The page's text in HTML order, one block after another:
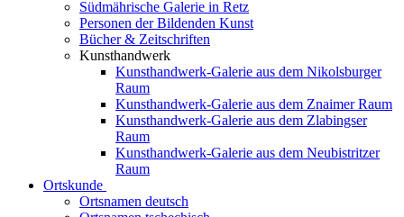
Südmährische Galerie in Retz
Personen der Bildenden Kunst
Bücher & Zeitschriften
Kunsthandwerk
Kunsthandwerk-Galerie aus dem Nikolsburger
Raum
Kunsthandwerk-Galerie aus dem Znaimer Raum
Kunsthandwerk-Galerie aus dem Zlabingser
Raum
Kunsthandwerk-Galerie aus dem Neubistritzer
Raum
Ortskunde
Ortsnamen deutsch